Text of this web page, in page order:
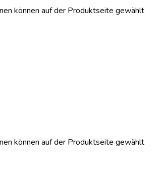
können auf der Produktseite gewählt
können auf der Produktseite gewählt